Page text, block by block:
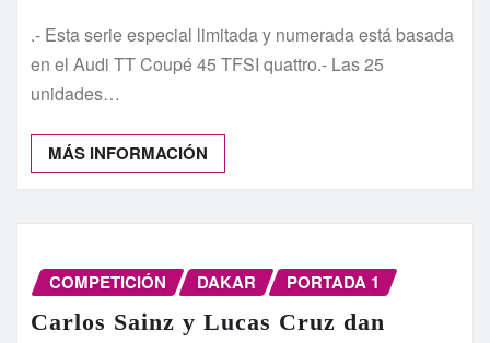
.- Esta serie especial limitada y numerada está basada
en el Audi TT Coupé 45 TFSI quattro.- Las 25
unidades…
MÁS INFORMACIÓN
COMPETICIÓN DAKAR PORTADA 1
Carlos Sainz y Lucas Cruz dan